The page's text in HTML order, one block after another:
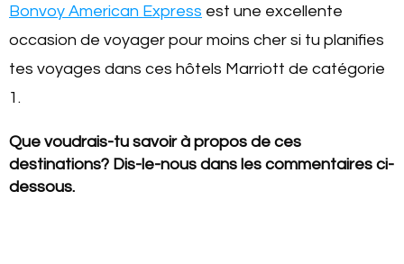
Bonvoy American Express est une excellente
occasion de voyager pour moins cher si tu planifies
tes voyages dans ces hôtels Marriott de catégorie
1.
Que voudrais-tu savoir à propos de ces
destinations? Dis-le-nous dans les commentaires ci-
dessous.